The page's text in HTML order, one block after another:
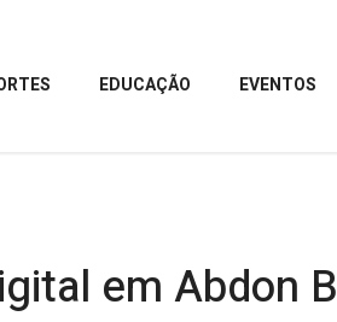
EDUCAÇÃO EVENTOS
em Abdon